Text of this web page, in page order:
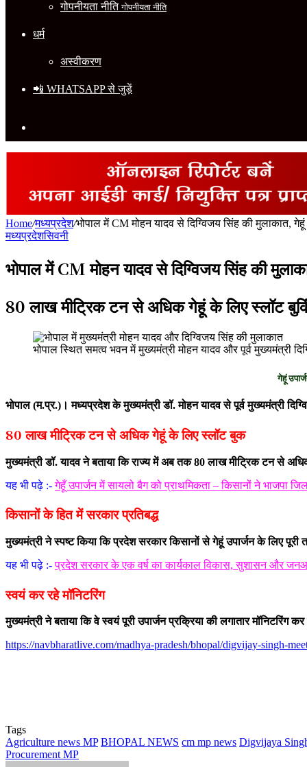
गोपनीयता नीतिगोपनीयता नीति
धर्म
अस्वीकरण
📲 WHATSAPP से जुड़ें
for
Home/मध्यप्रदेश/भोपाल में CM मोहन यादव से दिग्विजय सिंह की मुलाकात, गेहूं
मध्यप्रदेशसिवनी
भोपाल में CM मोहन यादव से दिग्विजय सिंह की
80 लाख मीट्रिक टन से अधिक गेहूं के लिए स्लॉट
भोपाल स्थित समत्व भवन में मुख्यमंत्री मोहन यादव और पूर्व मुख्यमंत्री
गेहूं
भोपाल (म.प्र.)। मध्यप्रदेश के मुख्यमंत्री डॉ. मोहन यादव से पूर्व मुख्यमंत्री
80 लाख मीट्रिक टन से अधिक गेहूं के लिए स्लॉट बुक
मुख्यमंत्री डॉ. यादव ने बताया कि राज्य में अब तक 80 लाख मीट्रिक टन से
यह भी पढ़े :-गेहूँ उपार्जन में सायलो बैग को प्राथमिकता – किसानों ने भाजपा
किसानों के हित में सरकार प्रतिबद्ध
मुख्यमंत्री ने स्पष्ट किया कि प्रदेश सरकार किसानों से गेहूं उपार्जन के लिए
यह भी पढ़े :- प्रदेश सरकार के एक वर्ष का कार्यकाल विकास, सुशासन और
स्वयं कर रहे मॉनिटरिंग
मुख्यमंत्री ने बताया कि वे स्वयं पूरी उपार्जन प्रक्रिया की लगातार मॉनिटरिंग
https://navbharatlive.com/madhya-pradesh/bhopal/digvijay-singh-
Tags
Agriculture news MP BHOPAL NEWS cm mp news Digvijaya
Procurement MP